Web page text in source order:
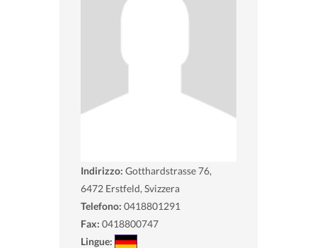
Indirizzo: Gotthardstrasse 76,
6472 Erstfeld, Svizzera
Telefono: 0418801291
Fax: 0418800747
Lingue: